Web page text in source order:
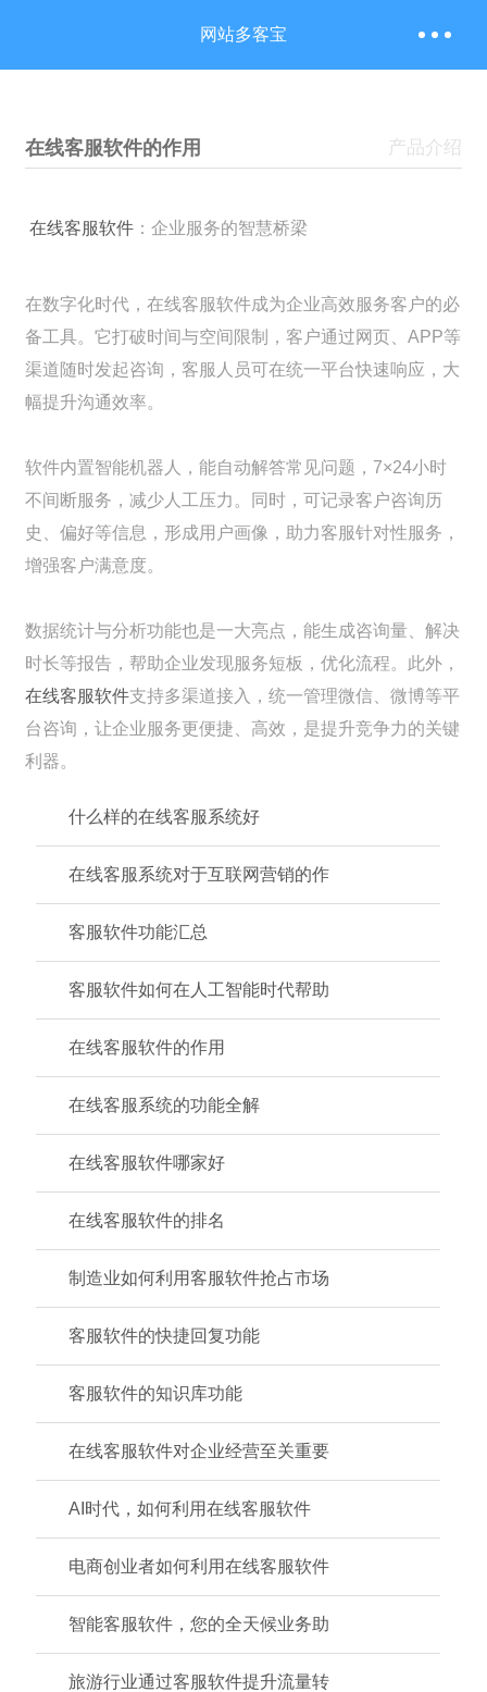
网站多客宝
产品介绍
在线客服软件的作用
在线客服软件 ：企业服务的智慧桥梁
在数字化时代，在线客服软件成为企业高效服务客户的必
备工具。它打破时间与空间限制，客户通过网页、APP等
渠道随时发起咨询，客服人员可在统一平台快速响应，大
幅提升沟通效率。
软件内置智能机器人，能自动解答常见问题，7×24小时
不间断服务，减少人工压力。同时，可记录客户咨询历
史、偏好等信息，形成用户画像，助力客服针对性服务，
增强客户满意度。
数据统计与分析功能也是一大亮点，能生成咨询量、解决
时长等报告，帮助企业发现服务短板，优化流程。此外，
在线客服软件支持多渠道接入，统一管理微信、微博等平
台咨询，让企业服务更便捷、高效，是提升竞争力的关键
利器。
什么样的在线客服系统好
在线客服系统对于互联网营销的作
客服软件功能汇总
客服软件如何在人工智能时代帮助
在线客服软件的作用
在线客服系统的功能全解
在线客服软件哪家好
在线客服软件的排名
制造业如何利用客服软件抢占市场
客服软件的快捷回复功能
客服软件的知识库功能
在线客服软件对企业经营至关重要
AI时代，如何利用在线客服软件
电商创业者如何利用在线客服软件
智能客服软件，您的全天候业务助
旅游行业通过客服软件提升流量转